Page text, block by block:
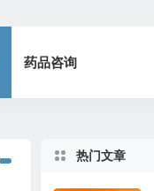
药品咨询
热门文章